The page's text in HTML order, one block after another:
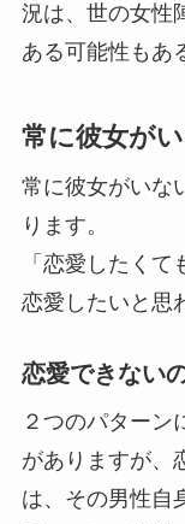
況は、世の女性
ある可能性もあ
常に彼女が
常に彼女がいな
ります。
「恋愛したく
恋愛したいと思
恋愛できない
２つのパターン
がありますが、
は、その男性自